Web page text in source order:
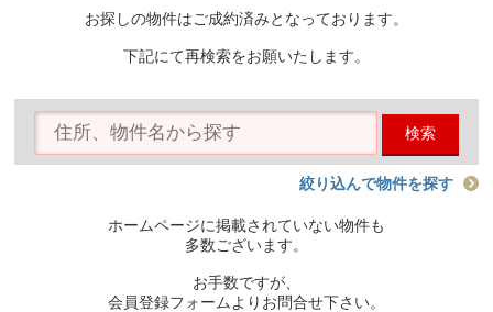
会員メニュー
物件を探す
購入TOP
条件から探す
住宅ローン控除シミュレータ
お探しの物件はご成約済みとなっております。
下記にて再検索をお願いたします。
検索
絞り込んで物件を探す
ホームページに掲載されていない物件も
多数ございます。
お手数ですが、
会員登録フォームよりお問合せ下さい。